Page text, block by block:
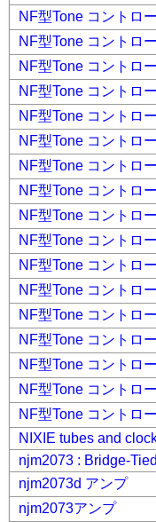
NF型Tone コント
NF型Tone コント
NF型Tone コント
NF型Tone コント
NF型Tone コント
NF型Tone コント
NF型Tone コントロ
NF型Tone コントロ
NF型Tone コントロ
NF型Tone コントロ
NF型Tone コントロ
NF型Tone コントロ
NF型Tone コントロ
NF型Tone コントロ
NF型Tone コントロ
NF型Tone コントロ
NF型Tone コントロ
NIXIE tubes and
njm2073 : Bridge-
njm2073d アンプ
njm2073アンプ